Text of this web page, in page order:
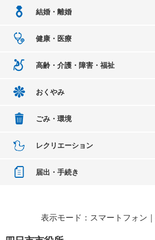
結婚・離婚
健康・医療
高齢・介護・障害・福祉
おくやみ
ごみ・環境
レクリエーション
届出・手続き
表示モード：スマートフォン｜